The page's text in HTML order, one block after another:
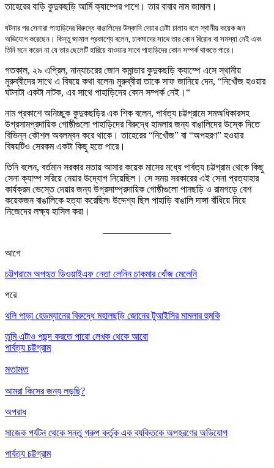
তাহেরের বাড়ি কুদুকছড়ি আর্মি ক্যাম্পের পাশে। তার বাবার নাম জামাল।
ঘটনার পর সেনারা পাহাড়িদের বিরুদ্ধে বাঙালিদের উস্কানি দেয়ার চেষ্টা চালায় বলে স্থানীয় কয়েক জন
অভিযোগ করেছেন । কিন্তু জামাল প্রকাশ্যে বলেন চাকমাদের সাথে তার কোন বিরোধ বা সমস্যা নেই এবং
তিনি মনে করেন না যে তার ছেলেটি হারিয়ে যাওয়ার সাথে পাহাড়িদের কোন সম্পর্ক থাকতে পারে ।
গতকাল, ২৯ এপ্রিল, নান্যাচরের জোন কমান্ডার কুদুকছড়ি ক্যাম্পে এসে স্থানীয়
মুরুব্বীদের সাথে এ বিষয়ে কথা বলেন৷ মুরুব্বীরা তাকে সাফ জানিয়ে দেন, “নিখোঁজ হওয়ার
ঘটনাটা একটা নাটক, এর সাথে পাহাড়িদের কোন সম্পর্ক নেই । “
নাম প্রকাশে অনিচ্ছুক কুদুকছড়ির এক শিক বলেন, পার্বত্য চট্টগ্রামে সমঅধিকারসহ
উগ্রসামপ্রদায়িক গোষ্ঠীগুলো পাহাড়িদের বিরুদ্ধে হামলার জন্য বাঙালিদের উস্কে দিতে
বিভিন্ন কৌশল অবলম্বন করে থাকে । তাহেরের “নিখোঁজ” বা “অপহরণ” হওয়ার
বিষয়টিও সেরকম একটা কিছু হতে পারে।
তিনি বলেন, বর্তমান সরকার মতায় আসার কয়েক মাসের মধ্যে পার্বত্য চট্টগ্রাম থেকে কিছু
সেনা ক্যাম্প সরিয়ে নেয়ার উদ্যোগ নিয়েছিল। সে সময় সরকারের এই সেনা প্রত্যাহার
কার্যক্রম ভেস্তে দেয়ার জন্য উগ্রসাম্প্রদায়িক গোষ্ঠীগুলো পানছড়ি ও রামগড়ে বেশ
কয়েকজন বাঙালিকে হত্যা করেছিল৷ উদ্দেশ্য ছিল পাহাড়ি বাঙালি দাঙ্গা বাঁধিয়ে দিয়ে
নিজেদেরলক্ষ্য হাসিল করা ।
———————
আগে
চট্টগ্রামে অপহৃত ডিওয়াইএফ নেতা লেনিন চাকমার খোঁজ মেলেনি
পরে
থলি পাড়া হেডম্যানের বিরুদ্ধে মহালছড়ি জোনের টুআইসির মামলার হুমকি
তুমি এটাও পছন্দ করতে পারো লেখক থেকে আরো
পার্বত্য চট্টগ্রাম
মতামত
আমরা কিসের জন্য লড়ছি?
অপরাধ
সাজেক পর্যটন থেকে সন্তু গ্রুপ কর্তৃক এক ব্যক্তিকে অপহরণের অভিযোগ
পার্বত্য চট্টগ্রাম